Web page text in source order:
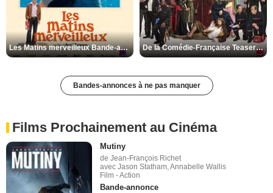
Les Matins merveilleux Bande-annonce VF De la Comédie-Française Teaser VF
Bandes-annonces à ne pas manquer
Films Prochainement au Cinéma
Mutiny
de Jean-François Richet
avec Jason Statham, Annabelle Wallis
Film - Action
Bande-annonce